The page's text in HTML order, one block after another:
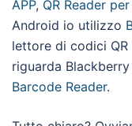
APP, QR Reader
Android io utilizzo
lettore di codici
riguarda
Barcode Reader.